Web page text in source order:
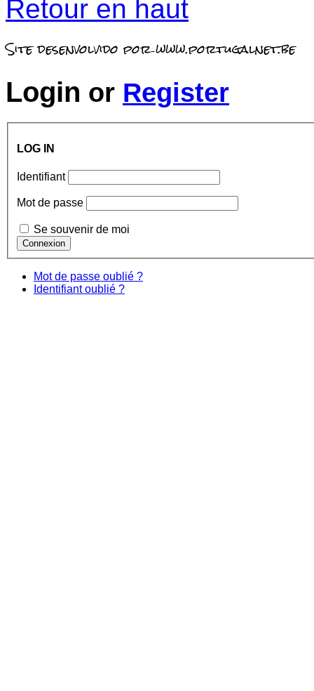
Retour en haut
Site desenvolvido por www.portugalnet.be
Login or Register
LOG IN
Identifiant
Mot de passe
Se souvenir de moi
Mot de passe oublié ?
Identifiant oublié ?